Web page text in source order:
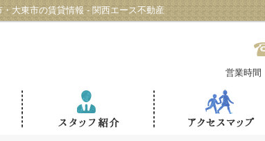
大東市の賃貸情報 - 関西エース不動産
営業時間